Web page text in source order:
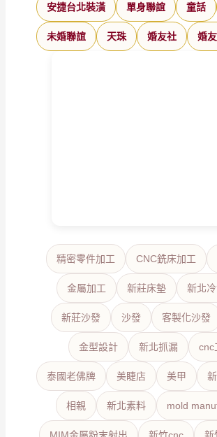
安捷台北裝潢 單身聯誼 童話
未婚聯誼 天珠 婚友社 婚
精密零件加工 CNC銑床加工
金屬加工 新莊床墊 新北
新莊沙發 沙發 客製化沙發
金型設計 新北抓漏 cnc
泰國老佛牌 美睫店 美甲
相親 新北素料 mold